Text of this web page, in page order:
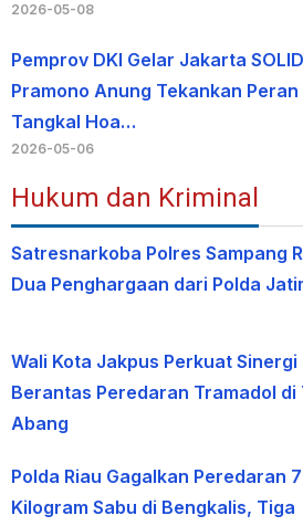
2026-05-08
Pemprov DKI Gelar Jakarta
Pramono Anung Tekankan Peran
Tangkal Hoa…
2026-05-06
Hukum dan Kriminal
Satresnarkoba Polres Sampang
Dua Penghargaan dari Polda
Wali Kota Jakpus Perkuat Sinergi
Berantas Peredaran Tramadol di
Abang
Polda Riau Gagalkan Peredaran 7
Kilogram Sabu di Bengkalis, Tiga